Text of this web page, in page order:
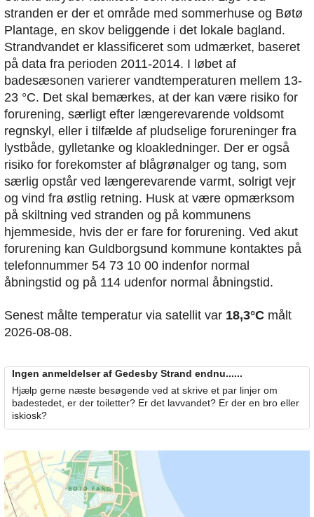
stranden er der et område med sommerhuse og Bøtø
Plantage, en skov beliggende i det lokale bagland.
Strandvandet er klassificeret som udmærket, baseret
på data fra perioden 2011-2014. I løbet af
badesæsonen varierer vandtemperaturen mellem 13-
23 °C. Det skal bemærkes, at der kan være risiko for
forurening, særligt efter længerevarende voldsomt
regnskyl, eller i tilfælde af pludselige forureninger fra
lystbåde, gylletanke og kloakledninger. Der er også
risiko for forekomster af blågrønalger og tang, som
særlig opstår ved længerevarende varmt, solrigt vejr
og vind fra østlig retning. Husk at være opmærksom
på skiltning ved stranden og på kommunens
hjemmeside, hvis der er fare for forurening. Ved akut
forurening kan Guldborgsund kommune kontaktes på
telefonnummer 54 73 10 00 indenfor normal
åbningstid og på 114 udenfor normal åbningstid.
Senest målte temperatur via satellit var 18,3°C målt
2026-08-08.
Ingen anmeldelser af Gedesby Strand endnu......
Hjælp gerne næste besøgende ved at skrive et par linjer om
badestedet, er der toiletter? Er det lavvandet? Er der en bro eller
iskiosk?